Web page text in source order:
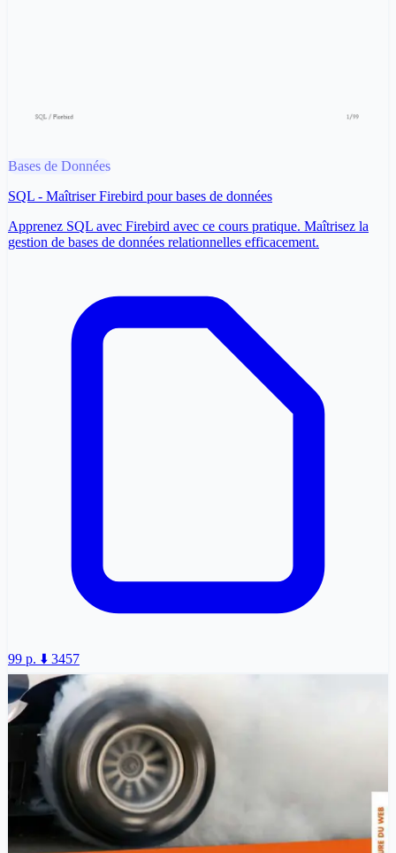
Bases de Données
SQL - Maîtriser Firebird pour bases de données
Apprenez SQL avec Firebird avec ce cours pratique. Maîtrisez la
gestion de bases de données relationnelles efficacement.
99 p. ⬇️ 3457